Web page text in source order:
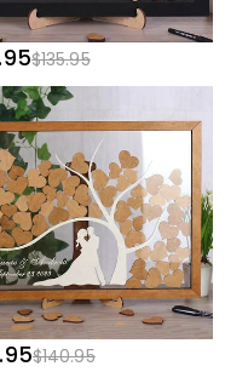
$135.95
$140.95